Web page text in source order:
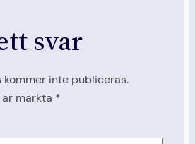
svar
inte publiceras.
märkta *